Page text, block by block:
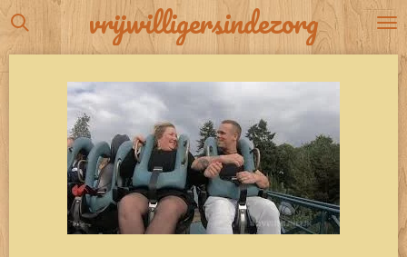
Ga
direct
hoofdinhoud
vrijwilligersindezorg